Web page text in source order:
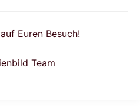
Euren Besuch!
Team